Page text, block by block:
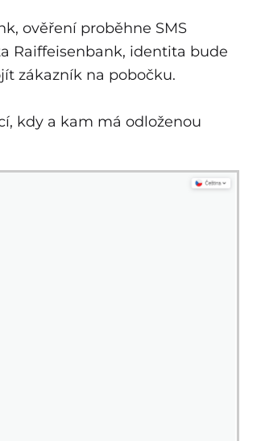
ověření proběhne SMS
Raiffeisenbank, identita bude
zákazník na pobočku.
kdy a kam má odloženou